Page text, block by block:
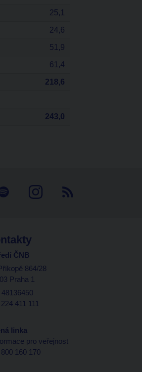
25,1
24,6
51,9
61,4
218,6
243,0
ČNB
864/28
Praha 1
48136450
411 111
linka
pro veřejnost
800 160 170